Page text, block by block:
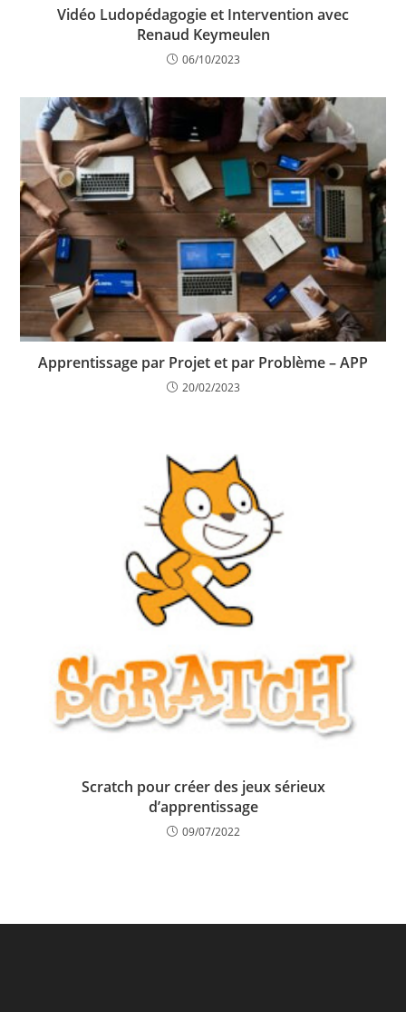
Vidéo Ludopédagogie et Intervention avec
Renaud Keymeulen
06/10/2023
Apprentissage par Projet et par Problème – APP
20/02/2023
Scratch pour créer des jeux sérieux
d’apprentissage
09/07/2022